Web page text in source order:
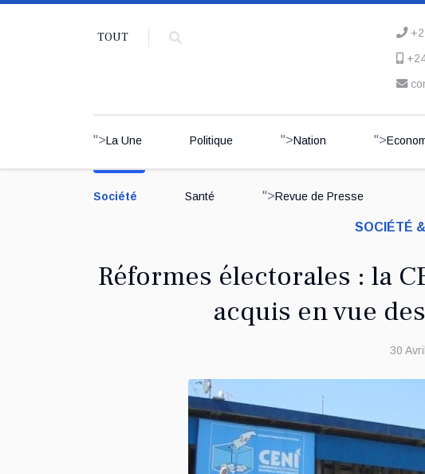
TOUT
">La Une Politique ">Nation ">
Société Santé ">Revue de Presse
SOCIÉTÉ
Réformes électorales : la
acquis en vue
30